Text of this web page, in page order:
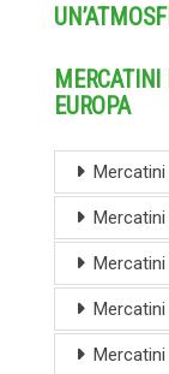
EUROPA
Mercatini
Mercatini